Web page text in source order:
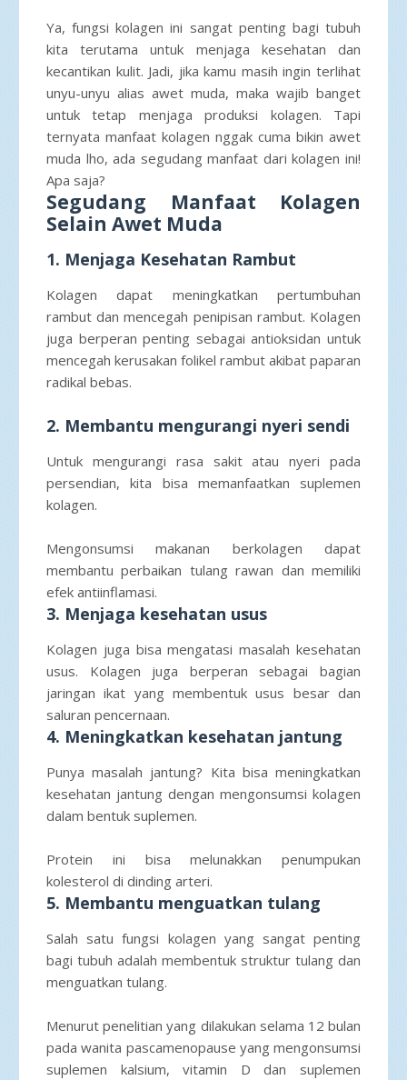
Ya, fungsi kolagen ini sangat penting bagi tubuh
kita terutama untuk menjaga kesehatan dan
kecantikan kulit. Jadi, jika kamu masih ingin terlihat
unyu-unyu alias awet muda, maka wajib banget
untuk tetap menjaga produksi kolagen. Tapi
ternyata manfaat kolagen nggak cuma bikin awet
muda lho, ada segudang manfaat dari kolagen ini!
Apa saja?
Segudang Manfaat Kolagen
Selain Awet Muda
1. Menjaga Kesehatan Rambut
Kolagen dapat meningkatkan pertumbuhan
rambut dan mencegah penipisan rambut. Kolagen
juga berperan penting sebagai antioksidan untuk
mencegah kerusakan folikel rambut akibat paparan
radikal bebas.
2. Membantu mengurangi nyeri sendi
Untuk mengurangi rasa sakit atau nyeri pada
persendian, kita bisa memanfaatkan suplemen
kolagen.
Mengonsumsi makanan berkolagen dapat
membantu perbaikan tulang rawan dan memiliki
efek antiinflamasi.
3. Menjaga kesehatan usus
Kolagen juga bisa mengatasi masalah kesehatan
usus. Kolagen juga berperan sebagai bagian
jaringan ikat yang membentuk usus besar dan
saluran pencernaan.
4. Meningkatkan kesehatan jantung
Punya masalah jantung? Kita bisa meningkatkan
kesehatan jantung dengan mengonsumsi kolagen
dalam bentuk suplemen.
Protein ini bisa melunakkan penumpukan
kolesterol di dinding arteri.
5. Membantu menguatkan tulang
Salah satu fungsi kolagen yang sangat penting
bagi tubuh adalah membentuk struktur tulang dan
menguatkan tulang.
Menurut penelitian yang dilakukan selama 12 bulan
pada wanita pascamenopause yang mengonsumsi
suplemen kalsium, vitamin D dan suplemen